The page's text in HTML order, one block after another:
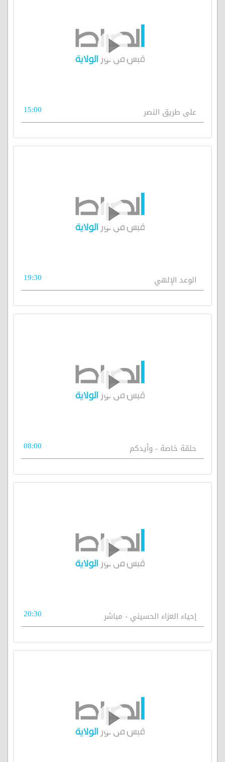
على طريق النصر 15:00
الوعد الإلهي 19:30
حلقة خاصة - وأيدكم 08:00
إحياء العزاء الحسيني - مباشر 20:30